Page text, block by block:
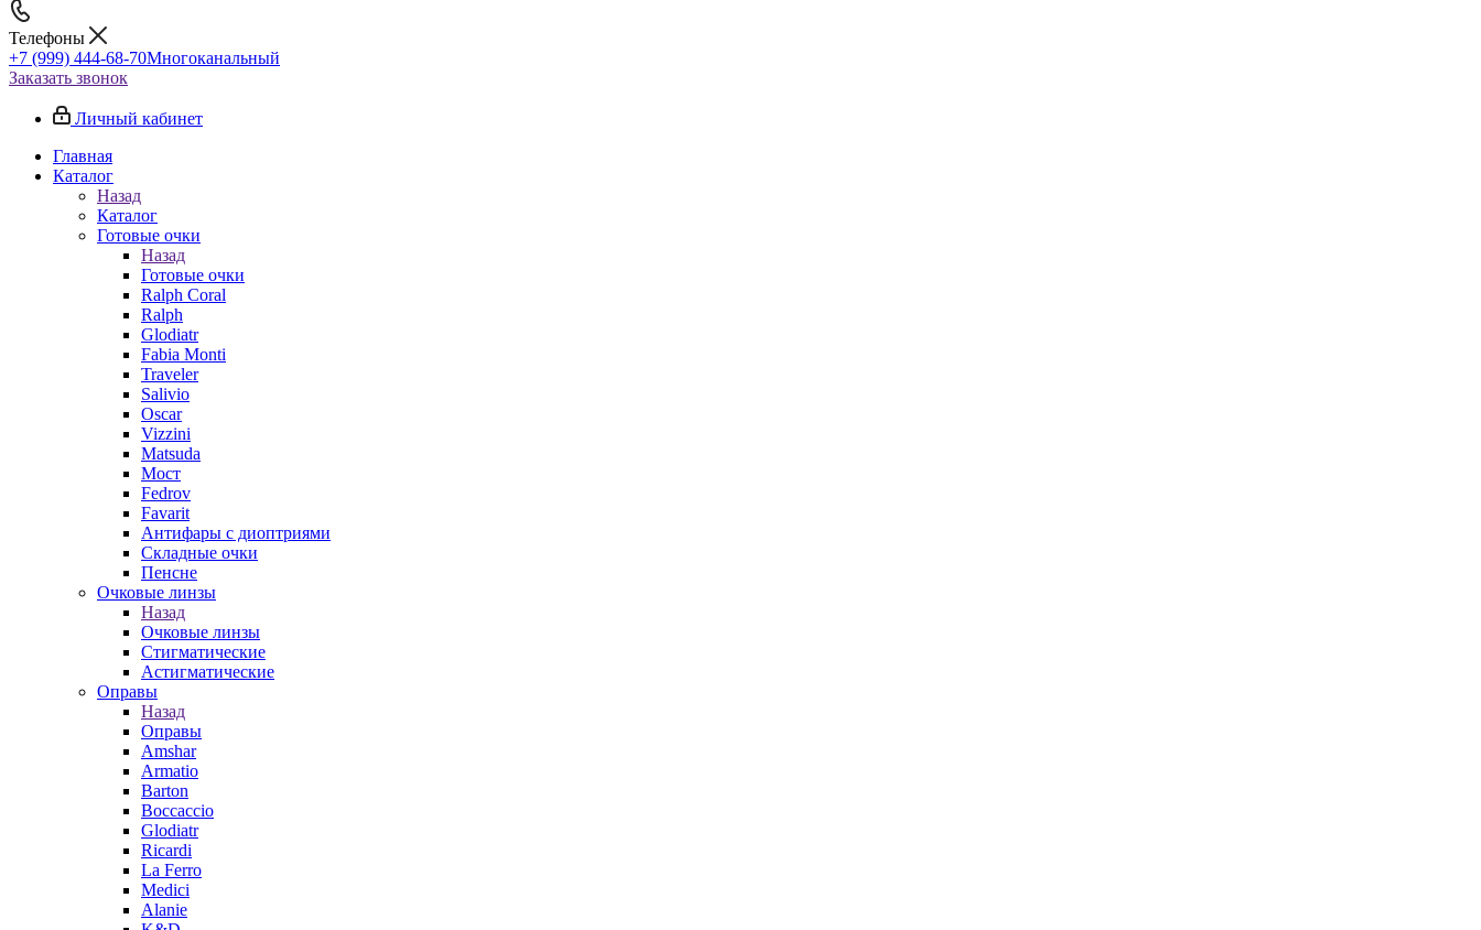
Телефоны
+7 (999) 444-68-70Многоканальный
Заказать звонок
Личный кабинет
Главная
Каталог
Назад
Каталог
Готовые очки
Назад
Готовые очки
Ralph Coral
Ralph
Glodiatr
Fabia Monti
Traveler
Salivio
Oscar
Vizzini
Matsuda
Мост
Fedrov
Favarit
Антифары с диоптриями
Складные очки
Пенсне
Очковые линзы
Назад
Очковые линзы
Стигматические
Астигматические
Оправы
Назад
Оправы
Amshar
Armatio
Barton
Boccaccio
Glodiatr
Ricardi
La Ferro
Medici
Alanie